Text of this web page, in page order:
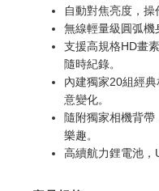
自動對焦亮度，
無線輕量級圓弧機
支援高規格HD畫
隨時紀錄。
內建獨家20組經
意變化。
隨附獨家相機背
樂趣。
高續航力鋰電池，